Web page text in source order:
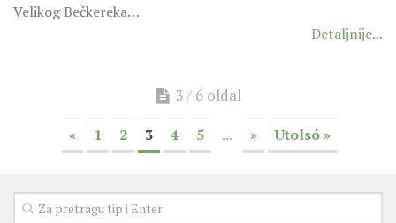
Velikog Bečkereka…
Detaljnije...
3 / 6 oldal
« 1 2 3 4 5 ... » Utolsó »